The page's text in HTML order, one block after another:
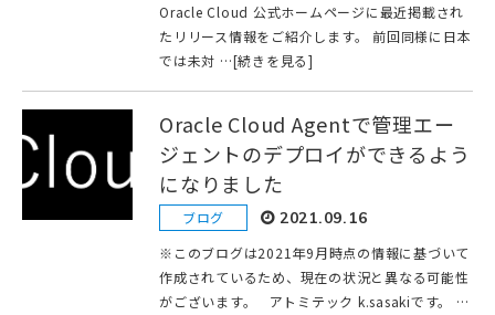
Oracle Cloud 公式ホームページに最近掲載され
たリリース情報をご紹介します。 前回同様に日本
では未対 …[続きを見る]
Oracle Cloud Agentで管理エー
ジェントのデプロイができるよう
になりました
ブログ 2021.09.16
※このブログは2021年9月時点の情報に基づいて
作成されているため、現在の状況と異なる可能性
がございます。 アトミテック k.sasakiです。 …